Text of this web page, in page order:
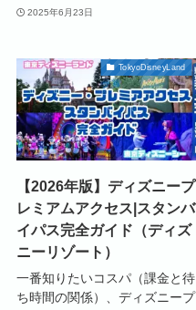
2025年6月23日
TokyoDisneyLand
【2026年版】ディズニープ
レミアムアクセス|スタンバ
イパス完全ガイド（ディズ
ニーリゾート）
一番知りたいコスパ（課金と待
ち時間の関係）、ディズニープ